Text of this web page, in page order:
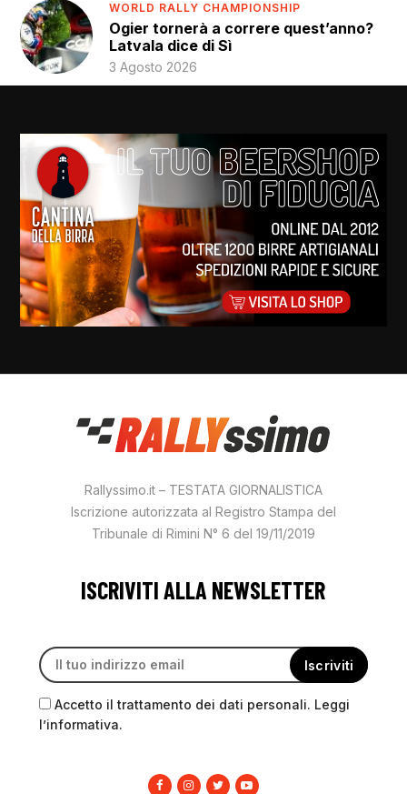
WORLD RALLY CHAMPIONSHIP
Ogier tornerà a correre quest’anno?
Latvala dice di Sì
3 Agosto 2026
Rallyssimo.it – TESTATA GIORNALISTICA
Iscrizione autorizzata al Registro Stampa del
Tribunale di Rimini N° 6 del 19/11/2019
ISCRIVITI ALLA NEWSLETTER
Accetto il trattamento dei dati personali. Leggi
l’informativa.